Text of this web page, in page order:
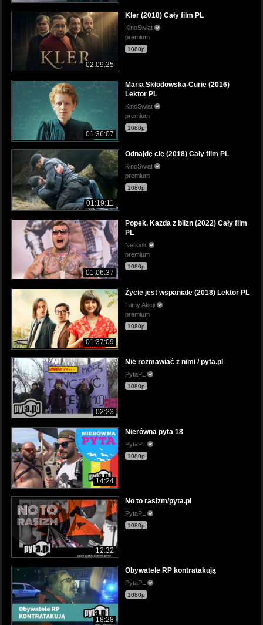
02:09:25
Kler (2018) Cały film PL
KinoSwiat
premium
1080p
01:36:07
Maria Skłodowska-Curie (2016)
Lektor PL
KinoSwiat
premium
1080p
01:19:11
Odnajdę cię (2018) Cały film PL
KinoSwiat
premium
1080p
01:06:37
Popek. Każda z blizn (2022) Cały film
PL
Netlook
premium
1080p
01:37:09
Życie jest wspaniałe (2018) Lektor PL
Filmy Akcji
premium
1080p
02:23
Nie rozmawiać z nimi / pyta.pl
PytaPL
1080p
14:24
Nierówna pyta 18
PytaPL
1080p
12:32
No to rasizm/pyta.pl
PytaPL
1080p
18:28
Obywatele RP kontratakują
PytaPL
1080p